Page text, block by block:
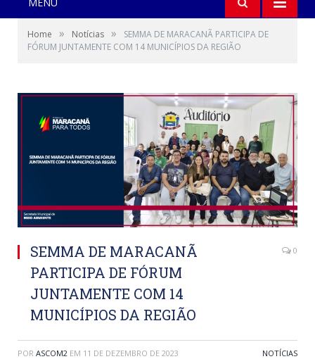
MENU
Home » Notícias »
SEMMA DE MARACANÃ PARTICIPA DE
FÓRUM JUNTAMENTE COM 14 MUNICÍPIOS DA REGIÃO
SEMMA DE MARACANÃ
PARTICIPA DE FÓRUM
JUNTAMENTE COM 14
MUNICÍPIOS DA REGIÃO
0
POR ASCOM2 EM 11 DE DEZEMBRO DE 2023 NOTÍCIAS